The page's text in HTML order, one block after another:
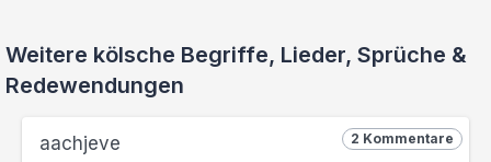
Weitere kölsche Begriffe, Lieder, Sprüche &
Redewendungen
2 Kommentare
aachjeve